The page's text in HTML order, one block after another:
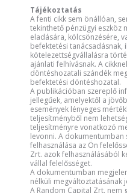
Tájékoztatás
A fenti cikk sem önállóan,
tekinthető pénzügyi eszköz
eladására, kölcsönzésére,
befektetési tanácsadásnak,
kötelezettségvállalásra
ajánlati felhívásnak. A
döntéshozatali szándék
befektetési döntéshozatal.
A publikációban szereplő
jellegűek, amelyektől a
események lényeges
teljesítményből nem
teljesítményre vonatkozó
levonni. A
felhasználása az Ön
Zrt. azok felhasználásából
vállal felelősséget.
A dokumentumban
nélküli megváltoztatásának
A Random Capital Zrt. nem